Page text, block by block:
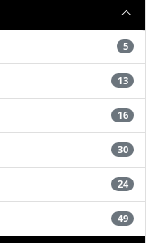
5
13
16
30
24
49